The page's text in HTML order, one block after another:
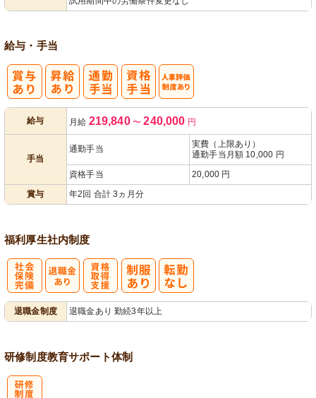
給与・手当
給与 月給 219,840 〜 240,000 円
手当
通勤手当
実費（上限あり）
通勤手当月額 10,000 円
資格手当
20,000 円
賞与
年2回 合計 3ヵ月分
福利厚生社内制度
退職金制度 退職金あり 勤続3年以上
研修制度教育サポート体制